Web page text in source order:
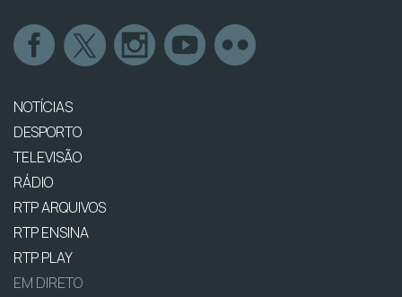
NOTÍCIAS
DESPORTO
TELEVISÃO
RÁDIO
RTP ARQUIVOS
RTP ENSINA
RTP PLAY
EM DIRETO